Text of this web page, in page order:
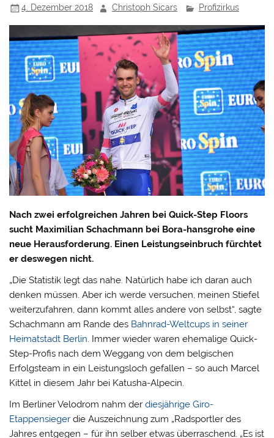
4. Dezember 2018 Christoph Sicars Profizirkus
Nach zwei erfolgreichen Jahren bei Quick-Step Floors
sucht Maximilian Schachmann bei Bora-hansgrohe eine
neue Herausforderung. Einen Leistungseinbruch fürchtet
er deswegen nicht.
„Die Statistik legt das nahe. Natürlich habe ich daran auch
denken müssen. Aber ich werde versuchen, meinen Stiefel
weiterzufahren, dann kommt alles andere von selbst“, sagte
Schachmann am Rande des Bahnrad-Weltcups in seiner
Heimatstadt Berlin. Immer wieder waren ehemalige Quick-
Step-Profis nach dem Weggang von dem belgischen
Erfolgsteam in ein Leistungsloch gefallen – so auch Marcel
Kittel in diesem Jahr bei Katusha-Alpecin.
Im Berliner Velodrom nahm derdiesjährige Giro-
Etappensieger die Auszeichnung zum „Radsportler des
Jahres entgegen – für ihn selber etwas überraschend. „Es ist